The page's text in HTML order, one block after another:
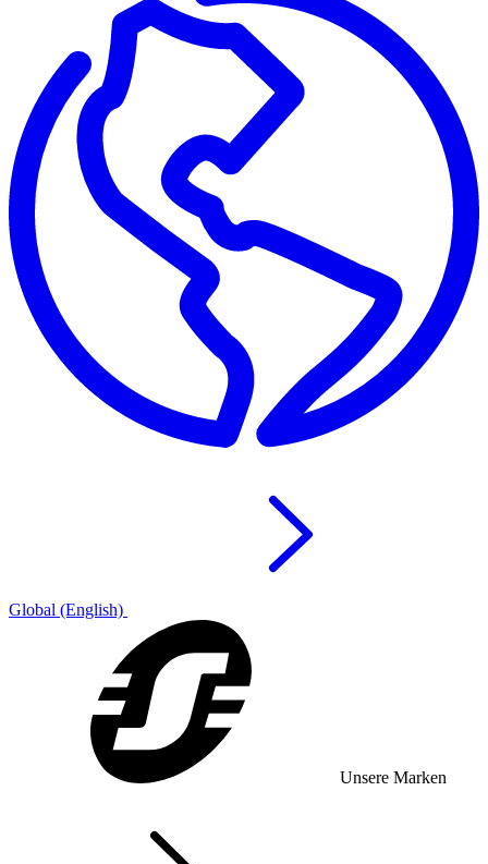
Global (English)
Unsere Marken